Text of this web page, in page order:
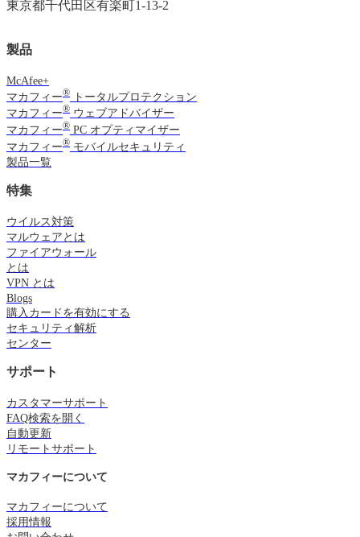
東京都千代田区有楽町1-13-2
製品
McAfee+
マカフィー® トータルプロテクション
マカフィー® ウェブアドバイザー
マカフィー® PC オプティマイザー
マカフィー® モバイルセキュリティ
製品一覧
特集
ウイルス対策
マルウェアとは
ファイアウォール
とは
VPN とは
Blogs
購入カードを有効にする
セキュリティ解析
センター
サポート
カスタマーサポート
FAQ検索を開く
自動更新
リモートサポート
マカフィーについて
マカフィーについて
採用情報